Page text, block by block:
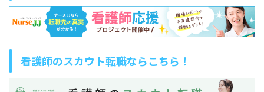
看護師のスカウト転職ならこちら！